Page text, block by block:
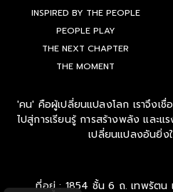
INSPIRED BY THE PEOPLE
PEOPLE PLAY
THE NEXT CHAPTER
THE MOMENT
'คน' คือผู้เปลี่ยนแปลงโลก เราจึงเชื่
ไปสู่การเรียนรู้ การสร้างพลัง และแ
เปลี่ยนแปลงอันยิ่ง
ที่อยู่ : 1854 ชั้น 6 ถ. เทพรัตน